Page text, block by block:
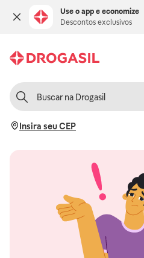
Use o app e economize
Descontos exclusivos
Insira seu CEP